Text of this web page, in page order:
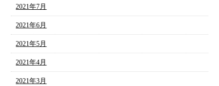
2021年7月
2021年6月
2021年5月
2021年4月
2021年3月